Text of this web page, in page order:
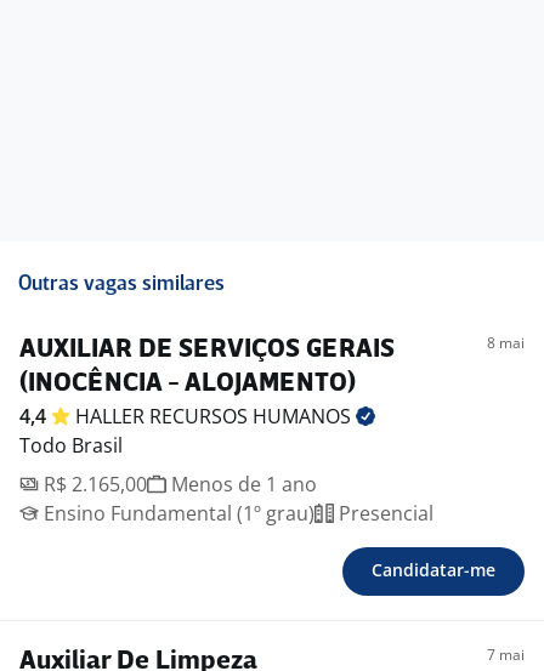
Outras vagas similares
AUXILIAR DE SERVIÇOS GERAIS
(INOCÊNCIA - ALOJAMENTO)
8 mai
4,4 HALLER RECURSOS HUMANOS
Todo Brasil
R$ 2.165,00
Menos de 1 ano
Ensino Fundamental (1º grau)
Presencial
Candidatar-me
Auxiliar De Limpeza 7 mai